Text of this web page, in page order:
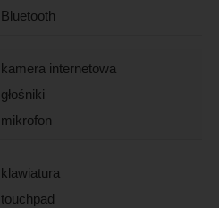
Bluetooth
kamera internetowa
głośniki
mikrofon
klawiatura
touchpad